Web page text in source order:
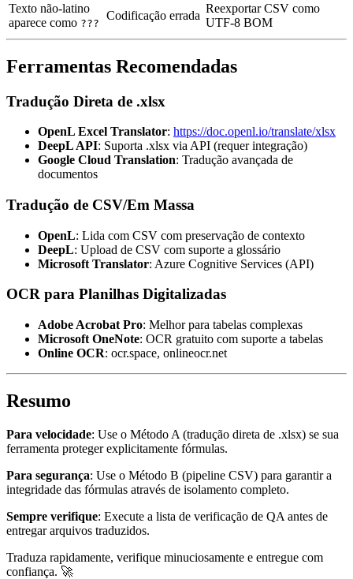
Texto não-latino
aparece como ???
Codificação errada
Reexportar CSV como
UTF-8 BOM
Ferramentas Recomendadas
Tradução Direta de .xlsx
OpenL Excel Translator: https://doc.openl.io/translate/xlsx
DeepL API: Suporta .xlsx via API (requer integração)
Google Cloud Translation: Tradução avançada de
documentos
Tradução de CSV/Em Massa
OpenL: Lida com CSV com preservação de contexto
DeepL: Upload de CSV com suporte a glossário
Microsoft Translator: Azure Cognitive Services (API)
OCR para Planilhas Digitalizadas
Adobe Acrobat Pro: Melhor para tabelas complexas
Microsoft OneNote: OCR gratuito com suporte a tabelas
Online OCR: ocr.space, onlineocr.net
Resumo
Para velocidade: Use o Método A (tradução direta de .xlsx) se sua
ferramenta proteger explicitamente fórmulas.
Para segurança: Use o Método B (pipeline CSV) para garantir a
integridade das fórmulas através de isolamento completo.
Sempre verifique: Execute a lista de verificação de QA antes de
entregar arquivos traduzidos.
Traduza rapidamente, verifique minuciosamente e entregue com
confiança. 🚀